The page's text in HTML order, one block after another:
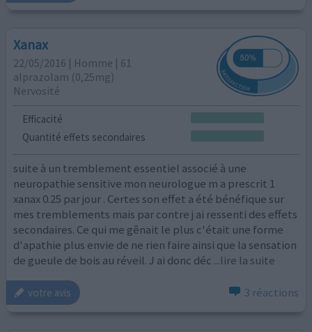
Xanax
22/05/2016 | Homme | 61
alprazolam (0,25mg)
Nervosité
Efficacité
Quantité effets secondaires
suite à un tremblement essentiel associé à une
neuropathie sensitive mon neurologue m a prescrit 1
xanax 0.25 par jour . Certes son effet a été bénéfique sur
mes tremblements mais par contre j ai ressenti des effets
secondaires. Ce qui me gênait le plus c'était une forme
d'apathie plus envie de ne rien faire ainsi que la sensation
de gueule de bois au réveil. J ai donc déc ...lire la suite
votre avis 3 réactions